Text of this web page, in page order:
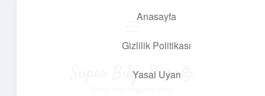
Anasayfa
Gizlilik Politikası
Yasal Uyarı
Süper Bilgi Durağı